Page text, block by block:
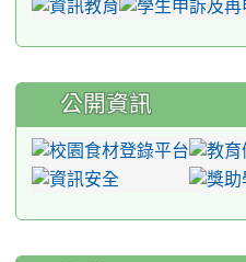
公開資訊